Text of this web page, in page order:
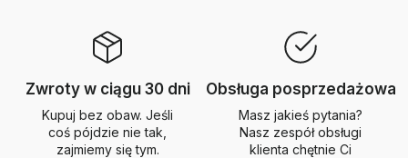
Zwroty w ciągu 30 dni
Kupuj bez obaw. Jeśli
coś pójdzie nie tak,
zajmiemy się tym.
Obsługa posprzedażowa
Masz jakieś pytania?
Nasz zespół obsługi
klienta chętnie Ci